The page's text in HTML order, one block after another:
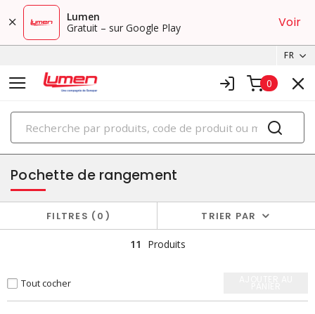
Lumen
Gratuit – sur Google Play
Voir
FR
0
PRODUITS
cabinets
Pochette de rangement
FILTRES 0 TRIER PAR
11 Produits
Tout cocher